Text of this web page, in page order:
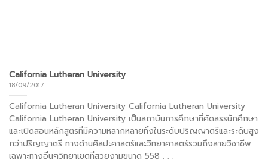
California Lutheran University
18/09/2017
California Lutheran University California Lutheran University
California Lutheran University เป็นสถาบันการศึกษาที่คัดสรรนักศึกษา
และเปิดสอนหลักสูตรที่มีความหลากหลายทั้งในระดับปริญญาตรีและระดับสูง
กว่าปริญญาตรี ทางด้านศิลปะศาสตร์และวิทยาศาสตร์รวมถึงสายวิชาชีพ
เฉพาะทางอื่นๆวิทยาเขตที่สวยงามขนาด 558 . . .